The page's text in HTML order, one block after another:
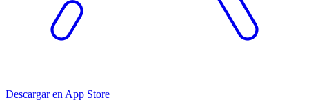
Descargar en App Store